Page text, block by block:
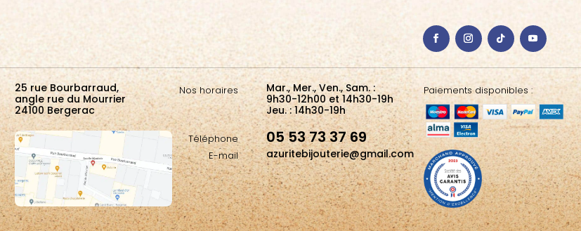
25 rue Bourbarraud,
angle rue du Mourrier
24100 Bergerac
Nos horaires
Téléphone
E-mail
Mar., Mer., Ven., Sam. :
9h30-12h00 et 14h30-19h
Jeu. : 14h30-19h
05 53 73 37 69
azuritebijouterie@gmail.com
Paiements disponibles :